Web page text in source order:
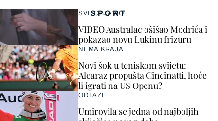
SPORT
SVE OBJAVIO
VIDEO Australac ošišao Modrića i
pokazao novu Lukinu frizuru
NEMA KRAJA
Novi šok u teniskom svijetu:
Alcaraz propušta Cincinatti, hoće
li igrati na US Openu?
ODLAZI
Umirovila se jedna od najboljih